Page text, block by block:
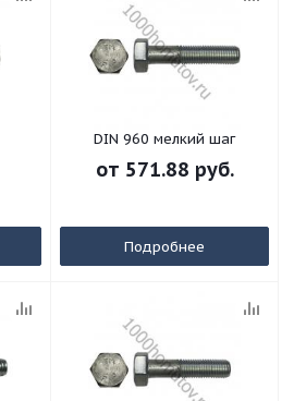
DIN 960 мелкий шаг
от 571.88 руб.
Подробнее